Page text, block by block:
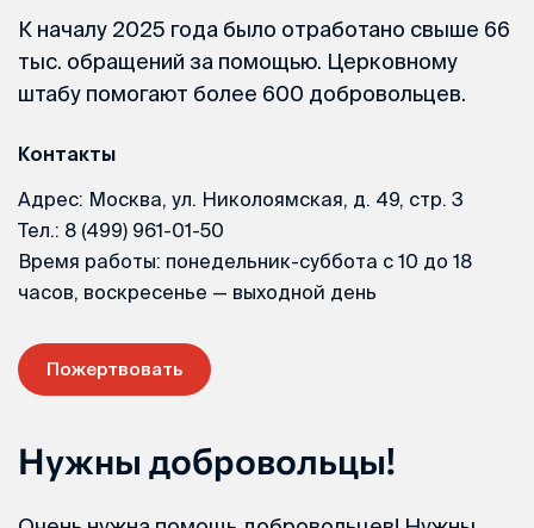
К началу 2025 года было отработано свыше 66
тыс. обращений за помощью. Церковному
штабу помогают более 600 добровольцев.
Контакты
Адрес: Москва, ул. Николоямская, д. 49, стр. 3
Тел.: 8 (499) 961-01-50
Время работы: понедельник-суббота с 10 до 18
часов, воскресенье — выходной день
Пожертвовать
Нужны добровольцы!